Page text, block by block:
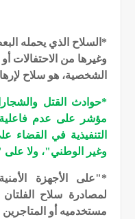
*السلاح الذي يحمله
وغيرها من الاحتفالات
الشخصية، هو سلاح
*حوادث القتل
مؤشر على عدم فاعلية
التنفيذية في
وغير الوطني"، ولا على
*"على الأجهزة
لمصادرة سلاح
مستخدميه أو